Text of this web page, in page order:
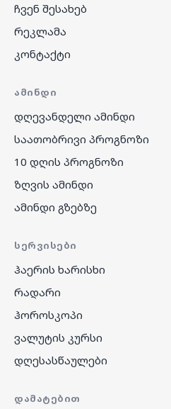
ჩვენ შესახებ
რეკლამა
კონტაქტი
ᲐᲛᲘᲜᲓᲘ
დღევანდელი ამინდი
საათობრივი პროგნოზი
10 დღის პროგნოზი
ზღვის ამინდი
ამინდი გზებზე
ᲡᲔᲠᲕᲘᲡᲔᲑᲘ
ჰაერის ხარისხი
რადარი
ჰოროსკოპი
ვალუტის კურსი
დღესასწაულები
ᲓᲐᲛᲐᲢᲔᲑᲘᲗ